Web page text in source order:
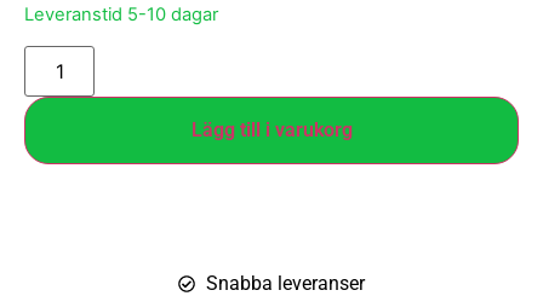
Leveranstid 5-10 dagar
Lägg till i varukorg
Snabba leveranser